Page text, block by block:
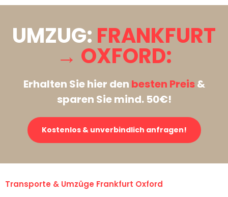
UMZUG: FRANKFURT
→ OXFORD:
Erhalten Sie hier den besten Preis&
sparen Sie mind. 50€!
Kostenlos & unverbindlich anfragen!
Transporte & Umzüge Frankfurt Oxford